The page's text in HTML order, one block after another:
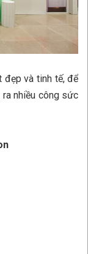
đẹp và tinh tế, để
nhiều công sức